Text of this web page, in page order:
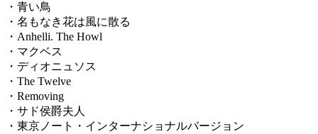
・青い鳥
・名もなき花は風に散る
・Anhelli. The Howl
・マクベス
・ディオニュソス
・The Twelve
・Removing
・サド侯爵夫人
・東京ノート・インターナショナルバージョン